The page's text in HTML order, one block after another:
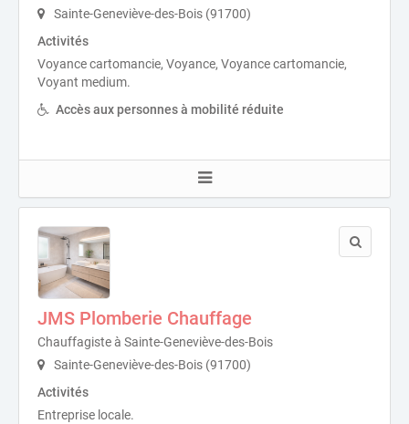
Sainte-Geneviève-des-Bois (91700)
Activités
Voyance cartomancie, Voyance, Voyance cartomancie,
Voyant medium.
Accès aux personnes à mobilité réduite
JMS Plomberie Chauffage
Chauffagiste à Sainte-Geneviève-des-Bois
Sainte-Geneviève-des-Bois (91700)
Activités
Entreprise locale.